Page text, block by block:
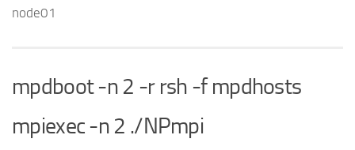
node01
mpdboot -n 2 -r rsh -f mpdhosts
mpiexec -n 2 ./NPmpi